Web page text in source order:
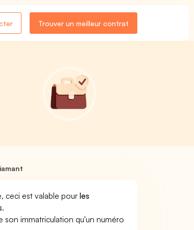
Trouver un meilleur contrat
ceci est valable pourles
.
son immatriculation qu'un numéro